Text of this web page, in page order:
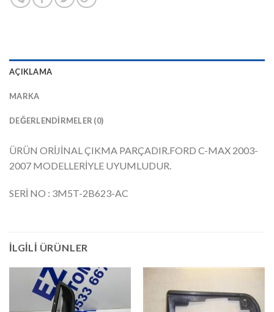
AÇIKLAMA
MARKA
DEĞERLENDIRMELER (0)
ÜRÜN ORİJİNAL ÇIKMA PARÇADIR.FORD C-MAX 2003-
2007 MODELLERİYLE UYUMLUDUR.
SERİ NO : 3M5T-2B623-AC
İLGILI ÜRÜNLER